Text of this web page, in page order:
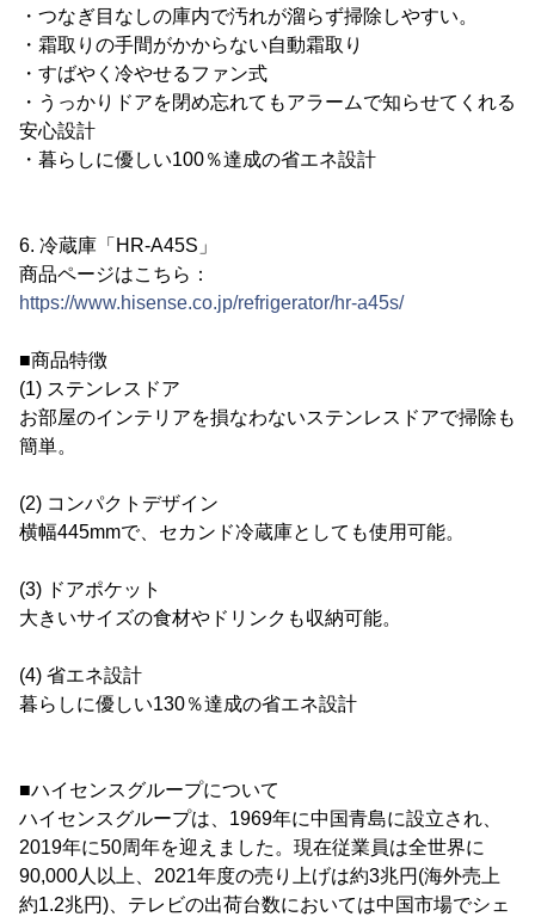
・つなぎ目なしの庫内で汚れが溜らず掃除しやすい。
・霜取りの手間がかからない自動霜取り
・すばやく冷やせるファン式
・うっかりドアを閉め忘れてもアラームで知らせてくれる
安心設計
・暮らしに優しい100％達成の省エネ設計
6. 冷蔵庫「HR-A45S」
商品ページはこちら：
https://www.hisense.co.jp/refrigerator/hr-a45s/
■商品特徴
(1) ステンレスドア
お部屋のインテリアを損なわないステンレスドアで掃除も
簡単。
(2) コンパクトデザイン
横幅445mmで、セカンド冷蔵庫としても使用可能。
(3) ドアポケット
大きいサイズの食材やドリンクも収納可能。
(4) 省エネ設計
暮らしに優しい130％達成の省エネ設計
■ハイセンスグループについて
ハイセンスグループは、1969年に中国青島に設立され、
2019年に50周年を迎えました。現在従業員は全世界に
90,000人以上、2021年度の売り上げは約3兆円(海外売上
約1.2兆円)、テレビの出荷台数においては中国市場でシェ